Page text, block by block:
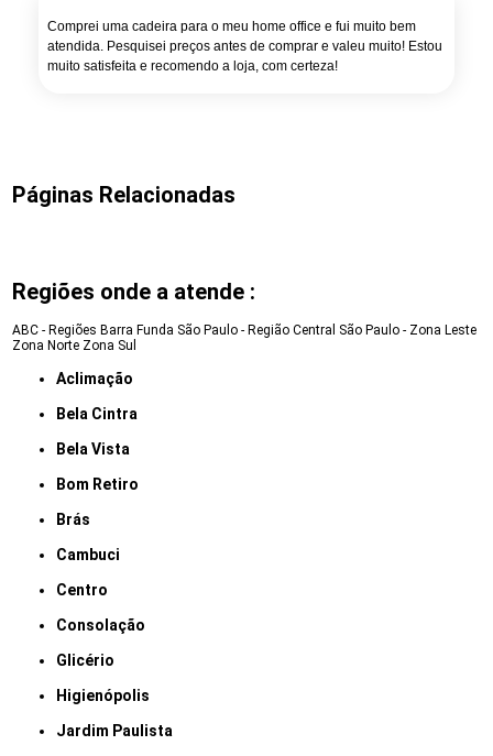
Comprei uma cadeira para o meu home office e fui muito bem
atendida. Pesquisei preços antes de comprar e valeu muito! Estou
muito satisfeita e recomendo a loja, com certeza!
Páginas Relacionadas
Regiões onde a atende :
ABC - Regiões Barra Funda São Paulo - Região Central São Paulo - Zona Leste
Zona Norte Zona Sul
Aclimação
Bela Cintra
Bela Vista
Bom Retiro
Brás
Cambuci
Centro
Consolação
Glicério
Higienópolis
Jardim Paulista